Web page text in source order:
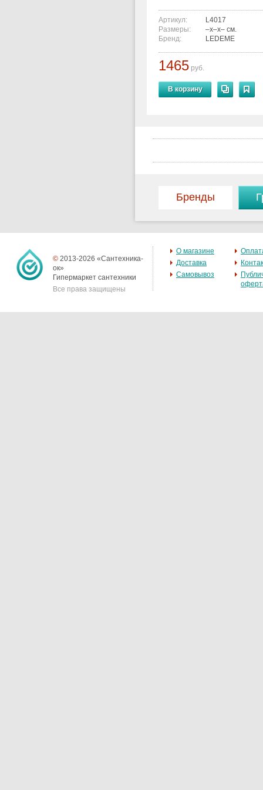
Артикул:
L4017
Размеры:
–x–x– см.
Бренд:
LEDEME
1465 руб.
В корзину
Бренды
© 2013-2026 «Сантехника-
ок»
Гипермаркет сантехники
Все права защищены
О магазине
Доставка
Самовывоз